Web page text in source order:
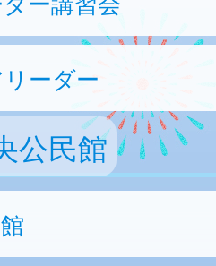
ーダー
公民館